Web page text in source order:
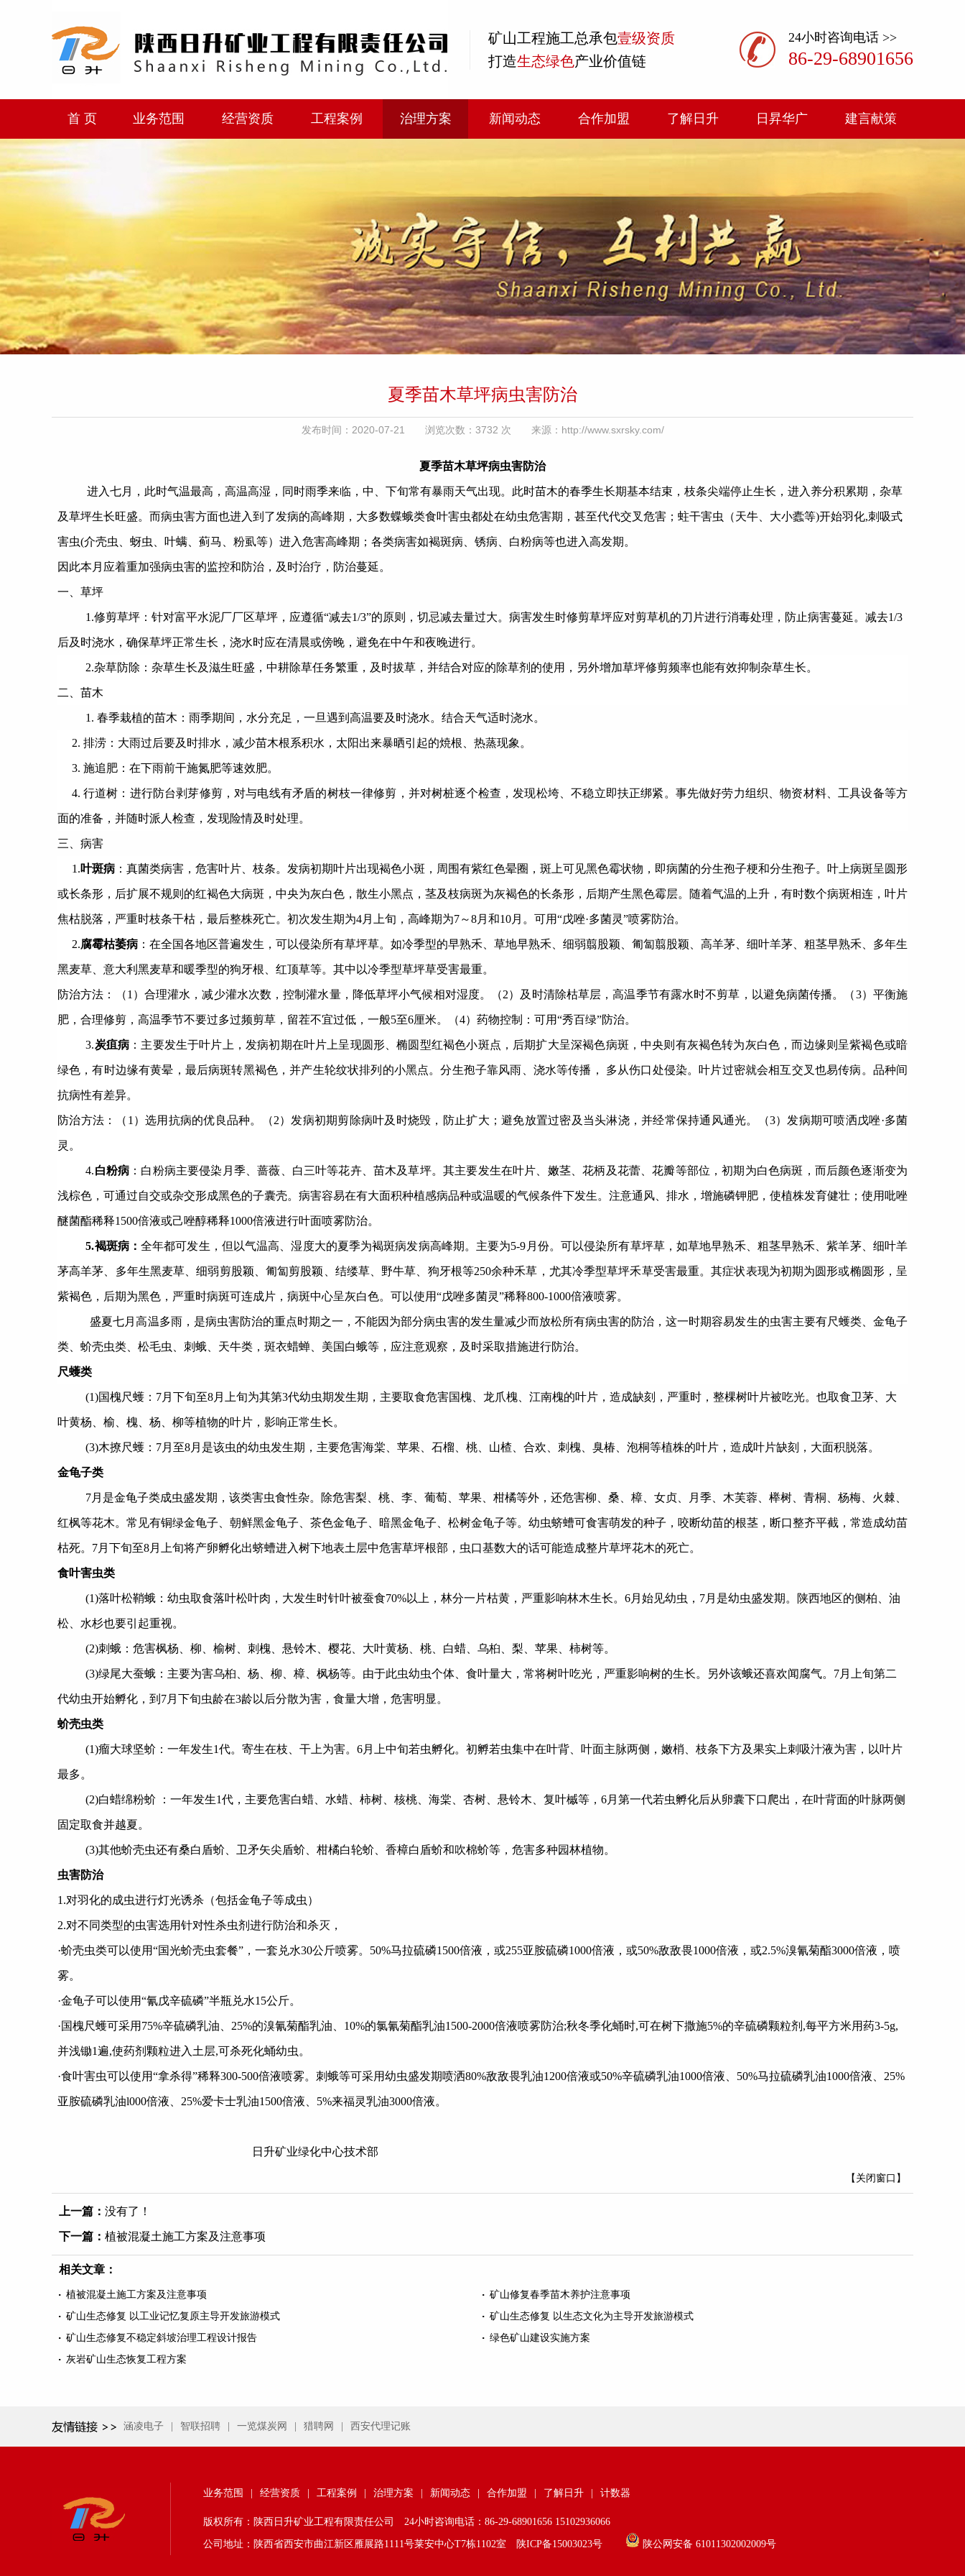
矿山工程施工总承包壹级资质
打造生态绿色产业价值链
24小时咨询电话 >>
86-29-68901656
首 页 业务范围 经营资质 工程案例 治理方案 新闻动态 合作加盟 了解日升 日昇华广 建言献策
夏季苗木草坪病虫害防治
发布时间：2020-07-21 浏览次数：3732 次 来源：http://www.sxrsky.com/
夏季苗木草坪病虫害防治
进入七月，此时气温最高，高温高湿，同时雨季来临，中、下旬常有暴雨天气出现。此时苗木的春季生长期基本结束，枝条尖端停止生长，进入养分积累期，杂草
及草坪生长旺盛。而病虫害方面也进入到了发病的高峰期，大多数蝶蛾类食叶害虫都处在幼虫危害期，甚至代代交叉危害；蛀干害虫（天牛、大小蠹等)开始羽化,刺吸式
害虫(介壳虫、蚜虫、叶螨、蓟马、粉虱等）进入危害高峰期；各类病害如褐斑病、锈病、白粉病等也进入高发期。
因此本月应着重加强病虫害的监控和防治，及时治疗，防治蔓延。
一、草坪
1.修剪草坪：针对富平水泥厂厂区草坪，应遵循“减去1/3”的原则，切忌减去量过大。病害发生时修剪草坪应对剪草机的刀片进行消毒处理，防止病害蔓延。减去1/3
后及时浇水，确保草坪正常生长，浇水时应在清晨或傍晚，避免在中午和夜晚进行。
2.杂草防除：杂草生长及滋生旺盛，中耕除草任务繁重，及时拔草，并结合对应的除草剂的使用，另外增加草坪修剪频率也能有效抑制杂草生长。
二、苗木
1. 春季栽植的苗木：雨季期间，水分充足，一旦遇到高温要及时浇水。结合天气适时浇水。
2. 排涝：大雨过后要及时排水，减少苗木根系积水，太阳出来暴晒引起的焼根、热蒸现象。
3. 施追肥：在下雨前干施氮肥等速效肥。
4. 行道树：进行防台剥芽修剪，对与电线有矛盾的树枝一律修剪，并对树桩逐个检查，发现松垮、不稳立即扶正绑紧。事先做好劳力组织、物资材料、工具设备等方
面的准备，并随时派人检查，发现险情及时处理。
三、病害
1.叶斑病：真菌类病害，危害叶片、枝条。发病初期叶片出现褐色小斑，周围有紫红色晕圈，斑上可见黑色霉状物，即病菌的分生孢子梗和分生孢子。叶上病斑呈圆形
或长条形，后扩展不规则的红褐色大病斑，中央为灰白色，散生小黑点，茎及枝病斑为灰褐色的长条形，后期产生黑色霉层。随着气温的上升，有时数个病斑相连，叶片
焦枯脱落，严重时枝条干枯，最后整株死亡。初次发生期为4月上旬，高峰期为7～8月和10月。可用“戊唑·多菌灵”喷雾防治。
2.腐霉枯萎病：在全国各地区普遍发生，可以侵染所有草坪草。如冷季型的早熟禾、草地早熟禾、细弱翦股颖、匍匐翦股颖、高羊茅、细叶羊茅、粗茎早熟禾、多年生
黑麦草、意大利黑麦草和暖季型的狗牙根、红顶草等。其中以冷季型草坪草受害最重。
防治方法：（1 ）合理灌水，减少灌水次数，控制灌水量，降低草坪小气候相对湿度。（2）及时清除枯草层，高温季节有露水时不剪草，以避免病菌传播。（3）平衡施
肥，合理修剪，高温季节不要过多过频剪草，留茬不宜过低，一般5至6厘米。（4）药物控制：可用“秀百绿”防治。
3.炭疽病 ：主要发生于叶片上，发病初期在叶片上呈现圆形、椭圆型红褐色小斑点，后期扩大呈深褐色病斑，中央则有灰褐色转为灰白色，而边缘则呈紫褐色或暗
绿色，有时边缘有黄晕，最后病斑转黑褐色，并产生轮纹状排列的小黑点。分生孢子靠风雨、浇水等传播， 多从伤口处侵染。叶片过密就会相互交叉也易传病。品种间
抗病性有差异。
防治方法：（ 1 ）选用抗病的优良品种。（2）发病初期剪除病叶及时烧毁，防止扩大；避免放置过密及当头淋浇，并经常保持通风通光。（3）发病期可喷洒戊唑·多菌
灵。
4.白粉病 ：白粉病主要侵染月季、蔷薇、白三叶等花卉、苗木及草坪。其主要发生在叶片、嫩茎、花柄及花蕾、花瓣等部位，初期为白色病斑，而后颜色逐渐变为
浅棕色，可通过自交或杂交形成黑色的子囊壳。病害容易在有大面积种植感病品种或温暖的气候条件下发生。注意通风、排水，增施磷钾肥，使植株发育健壮；使用吡唑
醚菌酯稀释1500倍液或己唑醇稀释1000倍液进行叶面喷雾防治。
5.褐斑病： 全年都可发生，但以气温高、湿度大的夏季为褐斑病发病高峰期。主要为5-9 月份。可以侵染所有草坪草，如草地早熟禾、粗茎早熟禾、紫羊茅、细叶羊
茅高羊茅、多年生黑麦草、细弱剪股颖、匍匐剪股颖、结缕草、野牛草、狗牙根等250余种禾草，尤其冷季型草坪禾草受害最重。其症状表现为初期为圆形或椭圆形，呈
紫褐色，后期为黑色，严重时病斑可连成片，病斑中心呈灰白色。可以使用“戊唑多菌灵”稀释800-1000倍液喷雾。
盛夏七月高温多雨，是病虫害防治的重点时期之一，不能因为部分病虫害的发生量减少而放松所有病虫害的防治，这一时期容易发生的虫害主要有尺蠖类、金龟子
类、蚧壳虫类、松毛虫、刺蛾、天牛类，斑衣蜡蝉、美国白蛾等，应注意观察，及时采取措施进行防治。
尺蠖类
(1)国槐尺蠖： 7月下旬至8月上旬为其第3代幼虫期发生期，主要取食危害国槐、龙爪槐、江南槐的叶片，造成缺刻，严重时，整棵树叶片被吃光。也取食卫茅、大
叶黄杨、榆、槐、杨、柳等植物的叶片，影响正常生长。
(3)木撩尺蠖： 7月至8月是该虫的幼虫发生期，主要危害海棠、苹果、石榴、桃、山楂、合欢、刺槐、臭椿、泡桐等植株的叶片，造成叶片缺刻，大面积脱落。
金龟子类
7月是金龟子类成虫盛发期，该类害虫食性杂。除危害梨、桃、李、葡萄、苹果、柑橘等外，还危害柳、桑、樟、女贞、月季、木芙蓉、榉树、青桐、杨梅、火棘、
红枫等花木。常见有铜绿金龟子、朝鲜黑金龟子、茶色金龟子、暗黑金龟子、松树金龟子等。幼虫蛴螬可食害萌发的种子，咬断幼苗的根茎，断口整齐平截，常造成幼苗
枯死。 7月下旬至8月上旬将产卵孵化出蛴螬进入树下地表土层中危害草坪根部，虫口基数大的话可能造成整片草坪花木的死亡。
食叶害虫类
(1)落叶松鞘蛾：幼虫取食落叶松叶肉，大发生时针叶被蚕食70%以上，林分一片枯黄，严重影响林木生长。6月始见幼虫， 7月是幼虫盛发期。陕西地区的侧柏、油
松、水杉也要引起重视。
(2)刺蛾：危害枫杨、柳、榆树、刺槐、悬铃木、樱花、大叶黄杨、桃、白蜡、乌桕、梨、苹果、柿树等。
(3)绿尾大蚕蛾：主要为害乌桕、杨、柳、樟、枫杨等。由于此虫幼虫个体、食叶量大，常将树叶吃光，严重影响树的生长。另外该蛾还喜欢闻腐气。 7月上旬第二
代幼虫开始孵化，到 7月下旬虫龄在3龄以后分散为害，食量大增，危害明显。
蚧壳虫类
(1)瘤大球坚蚧：一年发生1代。寄生在枝、干上为害。6月上中旬若虫孵化。初孵若虫集中在叶背、叶面主脉两侧，嫩梢、枝条下方及果实上刺吸汁液为害，以叶片
最多。
(2)白蜡绵粉蚧 ：一年发生1代，主要危害白蜡、水蜡、柿树、核桃、海棠、杏树、悬铃木、复叶槭等，6月第一代若虫孵化后从卵囊下口爬出，在叶背面的叶脉两侧
固定取食并越夏。
(3)其他蚧壳虫还有桑白盾蚧、卫矛矢尖盾蚧、柑橘白轮蚧、香樟白盾蚧和吹棉蚧等，危害多种园林植物。
虫害防治
1.对羽化的成虫进行灯光诱杀（包括金龟子等成虫）
2.对不同类型的虫害选用针对性杀虫剂进行防治和杀灭，
·蚧壳虫类可以使用“国光蚧壳虫套餐”，一套兑水30公斤喷雾。50%马拉硫磷1500倍液，或255亚胺硫磷1000倍液，或50%敌敌畏1000倍液，或2.5%溴氰菊酯3000倍液，喷
雾。
·金龟子可以使用“氰戊辛硫磷”半瓶兑水15公斤。
·国槐尺蠖可采用 75%辛硫磷乳油、 25%的溴氰菊酯乳油、 10%的氯氰菊酯乳油1500-2000倍液喷雾防治;秋冬季化蛹时,可在树下撒施5%的辛硫磷颗粒剂 ,每平方米用药3-5g,
并浅锄1遍,使药剂颗粒进入土层,可杀死化蛹幼虫。
·食叶害虫可以使用“拿杀得”稀释300-500倍液喷雾。刺蛾等可采用幼虫盛发期喷洒80%敌敌畏乳油1200倍液或50%辛硫磷乳油1000倍液、 50%马拉硫磷乳油1000倍液、 25%
亚胺硫磷乳油l000倍液、 25%爱卡士乳油1500倍液、 5%来福灵乳油3000倍液。
日升矿业绿化中心技术部
【关闭窗口】
上一篇： 没有了！
下一篇： 植被混凝土施工方案及注意事项
相关文章：
植被混凝土施工方案及注意事项
矿山修复春季苗木养护注意事项
矿山生态修复 以工业记忆复原主导开发旅游模式
矿山生态修复 以生态文化为主导开发旅游模式
矿山生态修复不稳定斜坡治理工程设计报告
绿色矿山建设实施方案
灰岩矿山生态恢复工程方案
涵凌电子 智联招聘 一览煤炭网 猎聘网 西安代理记账
业务范围 经营资质 工程案例 治理方案 新闻动态 合作加盟 了解日升 计数器
版权所有：陕西日升矿业工程有限责任公司 24小时咨询电话：86-29-68901656 15102936066
公司地址：陕西省西安市曲江新区雁展路1111号莱安中心T7栋1102室 陕ICP备15003023号 陕公网安备 61011302002009号